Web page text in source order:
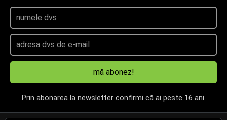
mă abonez!
Prin abonarea la newsletter confirmi că ai peste 16 ani.